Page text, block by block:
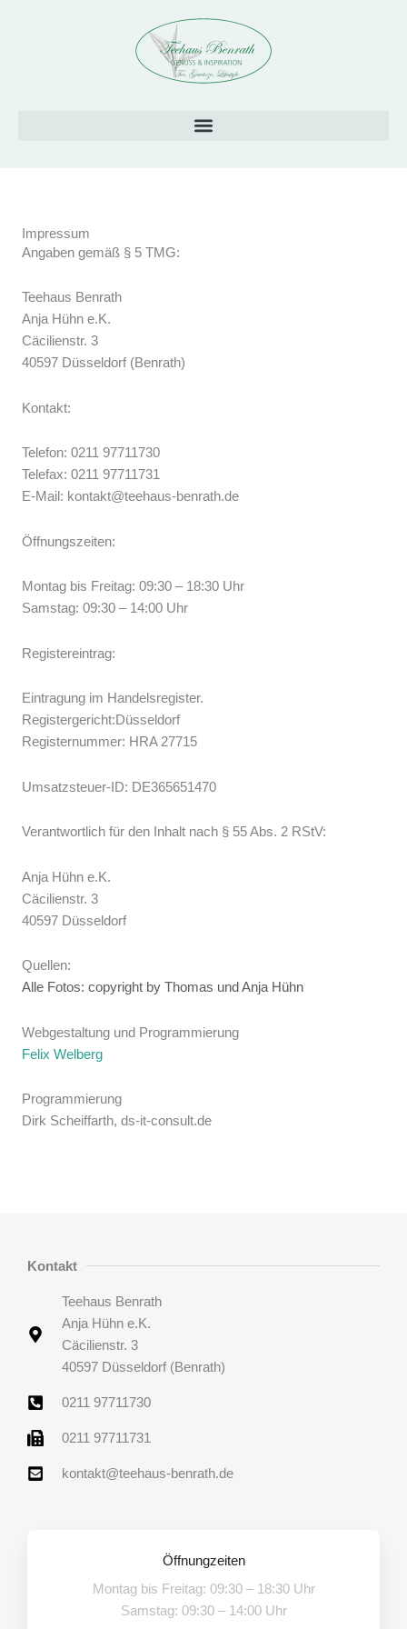
Impressum
Angaben gemäß § 5 TMG:
Teehaus Benrath
Anja Hühn e.K.
Cäcilienstr. 3
40597 Düsseldorf (Benrath)
Kontakt:
Telefon: 0211 97711730
Telefax: 0211 97711731
E-Mail: kontakt@teehaus-benrath.de
Öffnungszeiten:
Montag bis Freitag: 09:30 – 18:30 Uhr
Samstag: 09:30 – 14:00 Uhr
Registereintrag:
Eintragung im Handelsregister.
Registergericht:Düsseldorf
Registernummer: HRA 27715
Umsatzsteuer-ID: DE365651470
Verantwortlich für den Inhalt nach § 55 Abs. 2 RStV:
Anja Hühn e.K.
Cäcilienstr. 3
40597 Düsseldorf
Quellen:
Alle Fotos: copyright by Thomas und Anja Hühn
Webgestaltung und Programmierung
Felix Welberg
Programmierung
Dirk Scheiffarth, ds-it-consult.de
Kontakt
Teehaus Benrath
Anja Hühn e.K.
Cäcilienstr. 3
40597 Düsseldorf (Benrath)
0211 97711730
0211 97711731
kontakt@teehaus-benrath.de
Öffnungzeiten
Montag bis Freitag: 09:30 – 18:30 Uhr
Samstag: 09:30 – 14:00 Uhr